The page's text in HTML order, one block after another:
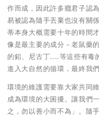
作而成，因此許多癮君子認
易被認為隨手丟棄也沒有關
蒂本身大概需要十年的時間
像是最主要的成分－老鼠藥
的鉛、尼古丁……等這些有毒
進入大自然的循環，最終我
環境的維護需要靠大家共同
成為環境的大困擾。讓我們
之，勿以善小而不為」。隨